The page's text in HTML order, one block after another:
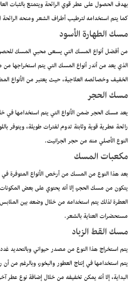
بهدف الحصول على عطر قوي الرائحة ويتمتع بالثبات
كما يتم استخدامه لترطيب أطراف الشعر ومنحه الرائحة
مسك الطهارة الأسود
من أفضل أنواع المسك التي يسعى محبي المسك
الذي يعد من أندر أنواع المسك التي يتم استخراجها
الخفيف وخصائصه العلاجية، حيث يعتبر من الأنواع
مسك الحجر
يعد مسك الحجر ضمن الأنواع التي يتم استخدامها في
رائحة عطرية قوية وثابتة تدوم لفترات طويلة، ويتوفر
النوع الأصلي منه من حجر الجرانيت.
مكعبات المسك
بعد هذا النوع من المسك من أرخص الأنواع المتوفرة في
يتكون من مسك الحجر، إلا أنه يحتوي على بعض
العطرة لذلك يتم استخدامه من خلال وضعه بين
مستحضرات العناية بالشعر.
مسك القط الزباد
يتم استخراج هذا النوع من مصدر حيواني وبالتحديد غدد
يتم استخدامها في إنتاج العطور والبخور، وبالرغم من
البداية، إلا أنه يمكن تخفيفه من خلال إضافة نوع عطر